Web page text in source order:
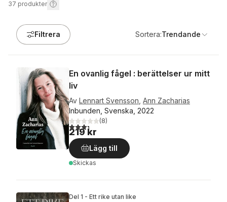
37 produkter
Filtrera Sortera:Trendande
En ovanlig fågel : berättelser ur mitt
liv
Av Lennart Svensson Ann Zacharias
Inbunden, Svenska, 2022
3,3utav 5 stjärnor. Totalt antal röster:
(8)
219 kr
Lägg till
Skickas
Del 1 - Ett rike utan like